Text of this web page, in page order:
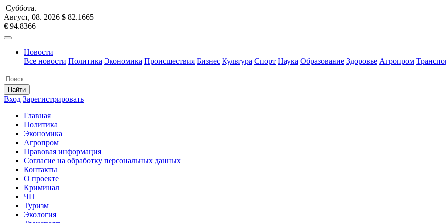
Суббота.
Август, 08. 2026 $ 82.1665
€ 94.8366
Новости
Все новости Политика Экономика Происшествия Бизнес Культура Спорт Наука Образование Здоровье Агропром
Найти
Вход Зарегистрировать
Главная
Политика
Экономика
Агропром
Правовая информация
Согласие на обработку персональных данных
Контакты
О проекте
Криминал
ЧП
Туризм
Экология